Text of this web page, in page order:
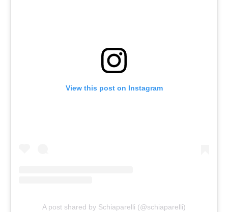
View this post on Instagram
A post shared by Schiaparelli (@schiaparelli)